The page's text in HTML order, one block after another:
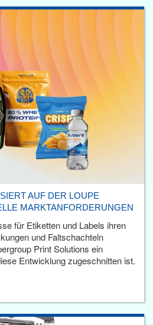
AUF DER LOUPE
MARKTANFORDERUNGEN
für Etiketten und Labels ihren
und Faltschachteln
Print Solutions ein
Entwicklung zugeschnitten ist.